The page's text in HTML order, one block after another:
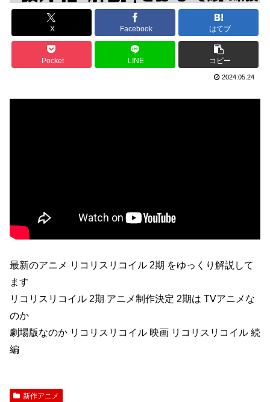
X Facebook はてブ
Pocket LINE コピー
2024.05.24
最新のアニメ リコリスリコイル 2期 をゆっくり解説して
ます
リコリスリコイル 2期 アニメ制作決定 2期は TVアニメな
のか
劇場版なのか リコリスリコイル 映画 リコリスリコイル 続
編
新作アニメ